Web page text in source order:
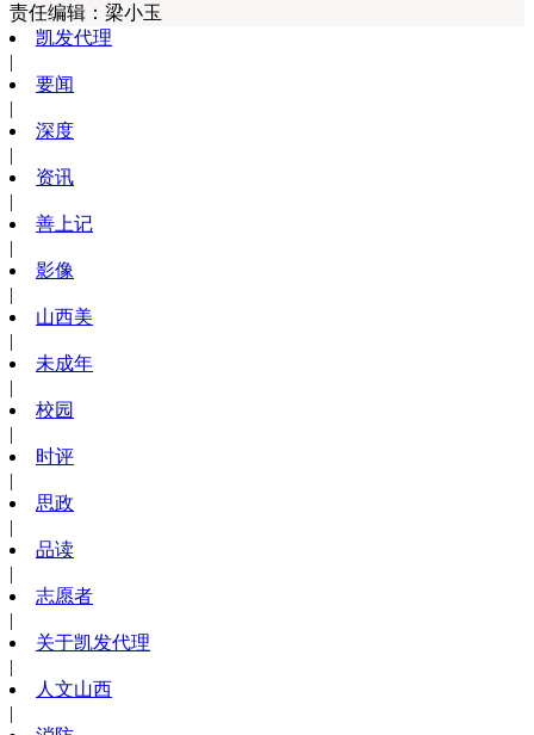
责任编辑： 梁小玉
凯发代理
|
要闻
|
深度
|
资讯
|
善上记
|
影像
|
山西美
|
未成年
|
校园
|
时评
|
思政
|
品读
|
志愿者
|
关于凯发代理
|
人文山西
|